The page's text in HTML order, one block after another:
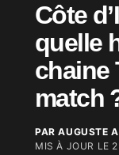
Côte
quelle
chaine
match
PAR AUGUSTE
MIS À JOUR LE